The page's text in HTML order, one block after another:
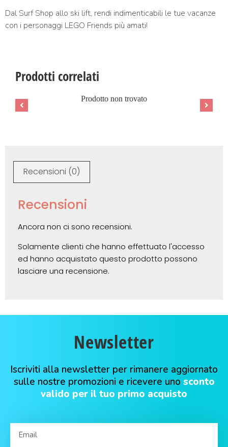
Dal Surf Shop allo ski lift, rendi indimenticabili le tue vacanze
con i personaggi LEGO Friends più amati!
Prodotti correlati
Prodotto non trovato
Recensioni (0)
Recensioni
Ancora non ci sono recensioni.
Solamente clienti che hanno effettuato l'accesso
ed hanno acquistato questo prodotto possono
lasciare una recensione.
Newsletter
Iscriviti alla newsletter per rimanere aggiornato
sulle nostre promozioni e ricevere uno sconto
valido per il tuo primo acquisto